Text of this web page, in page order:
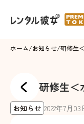
ホーム/お知らせ/研修生
研修生＜
お知らせ 2022年7月 03